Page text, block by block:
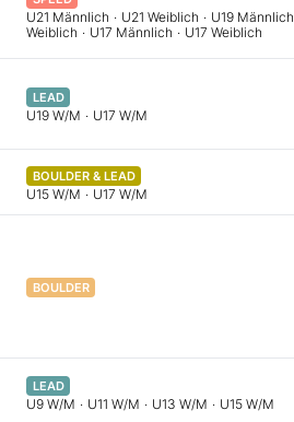
U21 Männlich · U21 Weiblich · U19 Männlich
Weiblich · U17 Männlich · U17 Weiblich
LEAD
U19 W/M · U17 W/M
BOULDER & LEAD
U15 W/M · U17 W/M
BOULDER
LEAD
U9 W/M · U11 W/M · U13 W/M · U15 W/M